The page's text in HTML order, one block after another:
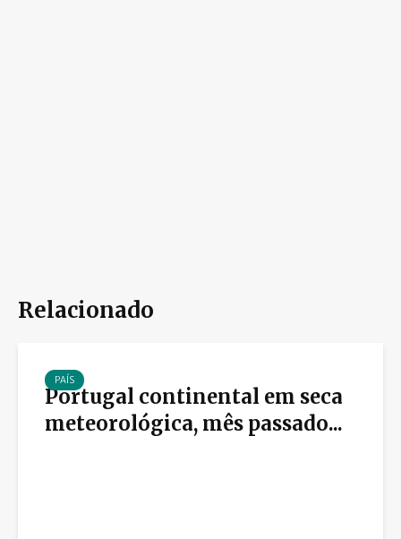
Relacionado
PAÍS
Portugal continental em seca
meteorológica, mês passado...